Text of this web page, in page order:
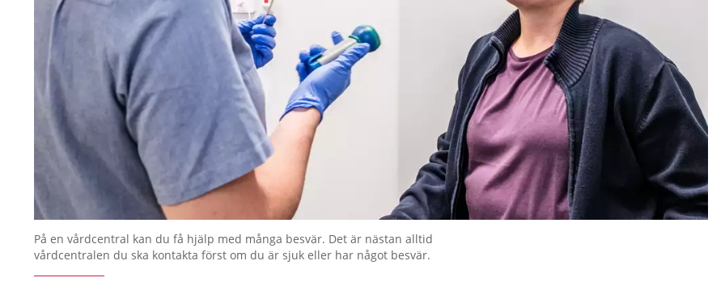
På en vårdcentral kan du få hjälp med många besvär. Det är nästan alltid
vårdcentralen du ska kontakta först om du är sjuk eller har något besvär.